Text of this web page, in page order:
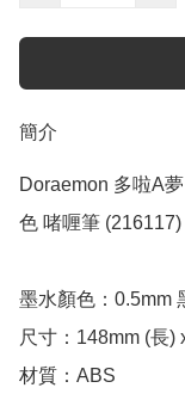
簡介
Doraemon 多啦A
色 啫喱筆 (216117)
墨水顏色：0.5mm
尺寸：148mm (長)
材質：ABS